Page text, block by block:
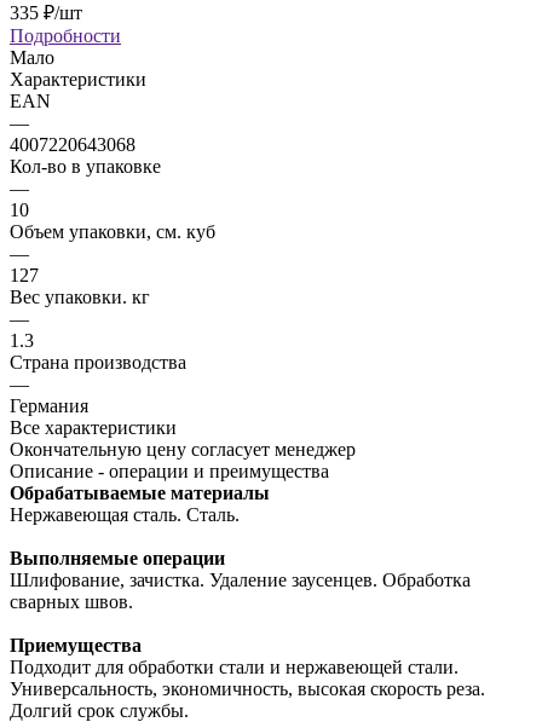
335 ₽/шт
Подробности
Мало
Характеристики
EAN
—
4007220643068
Кол-во в упаковке
—
10
Объем упаковки, см. куб
—
127
Вес упаковки. кг
—
1.3
Страна производства
—
Германия
Все характеристики
Окончательную цену согласует менеджер
Описание - операции и преимущества
Обрабатываемые материалы
Нержавеющая сталь. Сталь.
Выполняемые операции
Шлифование, зачистка. Удаление заусенцев. Обработка
сварных швов.
Приемущества
Подходит для обработки стали и нержавеющей стали.
Универсальность, экономичность, высокая скорость реза.
Долгий срок службы.